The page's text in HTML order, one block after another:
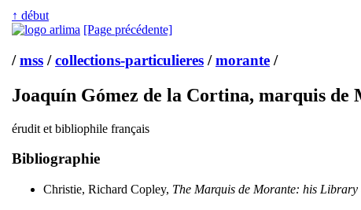
↑ début
[Page précédente]
/mss /collections-particulieres /morante /
Joaquín Gómez de la Cortina, marquis de
érudit et bibliophile français
Bibliographie
Christie, Richard Copley, The Marquis de Morante: his